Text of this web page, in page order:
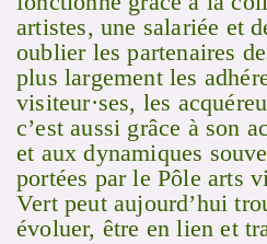
artistes, une salariée et
oublier les partenaires
plus largement les
visiteur·ses, les
c’est aussi grâce à son
et aux dynamiques
portées par le Pôle arts
Vert peut aujourd’hui
évoluer, être en lien et